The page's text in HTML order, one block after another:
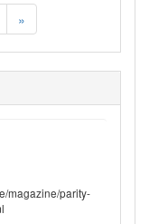
»
magazine/parity-